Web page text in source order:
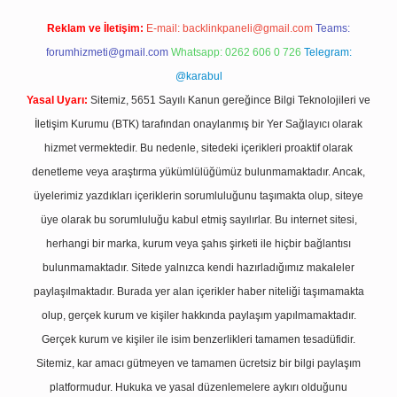
Reklam ve İletişim: E-mail: backlinkpaneli@gmail.com Teams:
forumhizmeti@gmail.com Whatsapp: 0262 606 0 726 Telegram:
@karabul
Yasal Uyarı: Sitemiz, 5651 Sayılı Kanun gereğince Bilgi Teknolojileri ve
İletişim Kurumu (BTK) tarafından onaylanmış bir Yer Sağlayıcı olarak
hizmet vermektedir. Bu nedenle, sitedeki içerikleri proaktif olarak
denetleme veya araştırma yükümlülüğümüz bulunmamaktadır. Ancak,
üyelerimiz yazdıkları içeriklerin sorumluluğunu taşımakta olup, siteye
üye olarak bu sorumluluğu kabul etmiş sayılırlar. Bu internet sitesi,
herhangi bir marka, kurum veya şahıs şirketi ile hiçbir bağlantısı
bulunmamaktadır. Sitede yalnızca kendi hazırladığımız makaleler
paylaşılmaktadır. Burada yer alan içerikler haber niteliği taşımamakta
olup, gerçek kurum ve kişiler hakkında paylaşım yapılmamaktadır.
Gerçek kurum ve kişiler ile isim benzerlikleri tamamen tesadüfidir.
Sitemiz, kar amacı gütmeyen ve tamamen ücretsiz bir bilgi paylaşım
platformudur. Hukuka ve yasal düzenlemelere aykırı olduğunu